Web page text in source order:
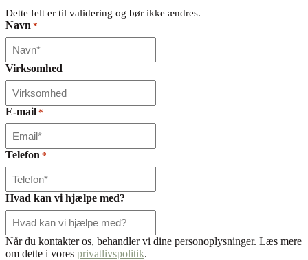
Dette felt er til validering og bør ikke ændres.
Navn *
Virksomhed
E-mail *
Telefon *
Hvad kan vi hjælpe med?
Når du kontakter os, behandler vi dine personoplysninger. Læs mere
om dette i vores privatlivspolitik.